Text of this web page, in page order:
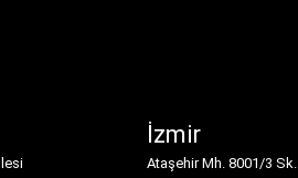
İzmir
Ataşehir Mh. 8001/3 Sk.